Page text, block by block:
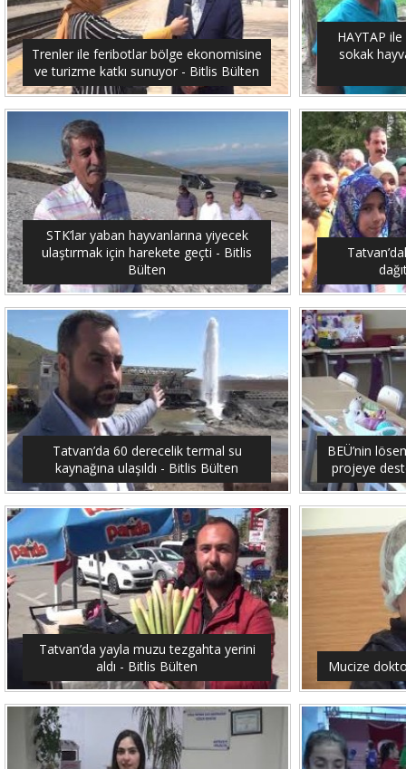
Trenler ile feribotlar bölge ekonomisine
ve turizme katkı sunuyor - Bitlis Bülten
HAYTAP
sokak
STK’lar yaban hayvanlarına yiyecek
ulaştırmak için harekete geçti - Bitlis
Bülten
Tatvan’da 60 derecelik termal su
kaynağına ulaşıldı - Bitlis Bülten
BEÜ’nin
projeye
Tatvan’da yayla muzu tezgahta yerini
aldı - Bitlis Bülten
Mucize